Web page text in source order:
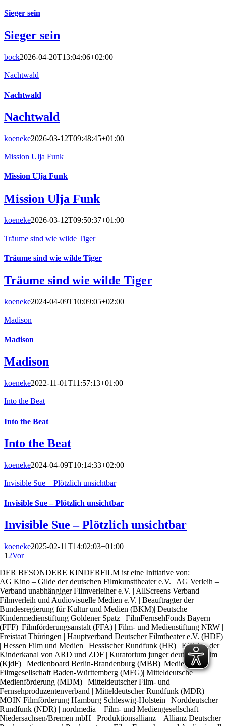
Sieger sein
Sieger sein
bock2026-04-20T13:04:06+02:00
Nachtwald
Nachtwald
Nachtwald
koeneke2026-03-12T09:48:45+01:00
Mission Ulja Funk
Mission Ulja Funk
Mission Ulja Funk
koeneke2026-03-12T09:50:37+01:00
Träume sind wie wilde Tiger
Träume sind wie wilde Tiger
Träume sind wie wilde Tiger
koeneke2024-04-09T10:09:05+02:00
Madison
Madison
Madison
koeneke2022-11-01T11:57:13+01:00
Into the Beat
Into the Beat
Into the Beat
koeneke2024-04-09T10:14:33+02:00
Invisible Sue – Plötzlich unsichtbar
Invisible Sue – Plötzlich unsichtbar
Invisible Sue – Plötzlich unsichtbar
koeneke2025-02-11T14:02:03+01:00
1 2Vor
DER BESONDERE KINDERFILM ist eine Initiative von:
AG Kino – Gilde der deutschen Filmkunsttheater e.V. | AG Verleih –
Verband unabhängiger Filmverleiher e.V. | AllScreens Verband
Filmverleih und Audiovisuelle Medien e.V. | Beauftragter der
Bundesregierung für Kultur und Medien (BKM)| Deutsche
Kindermedienstiftung Goldener Spatz | FilmFernsehFonds Bayern
(FFF)| Filmförderungsanstalt (FFA) | Film- und Medienstiftung NRW |
Freistaat Thüringen | Hauptverband Deutscher Filmtheater e.V. (HDF)
| Hessen Film und Medien | Hessischer Rundfunk (HR) | KiKA – der
Kinderkanal von ARD und ZDF | Kuratorium junger deutscher Film
(KjdF) | Medienboard Berlin-Brandenburg (MBB)| Medien- und
Filmgesellschaft Baden-Württemberg (MFG)| Mitteldeutsche
Medienförderung (MDM) | Mitteldeutscher Film- und
Fernsehproduzentenverband | Mitteldeutscher Rundfunk (MDR) |
MOIN Filmförderung Hamburg Schleswig-Holstein | Norddeutscher
Rundfunk (NDR) | nordmedia – Film- und Mediengesellschaft
Niedersachsen/Bremen mbH | Produktionsallianz – Allianz Deutscher